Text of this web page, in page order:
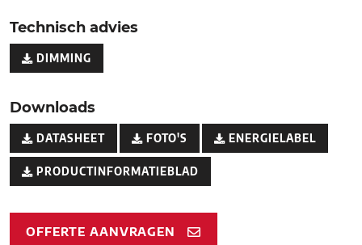
Technisch advies
DIMMING
Downloads
DATASHEET FOTO'S ENERGIELABEL
PRODUCTINFORMATIEBLAD
OFFERTE AANVRAGEN